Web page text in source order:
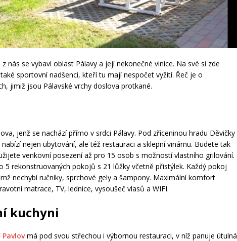
nás se vybaví oblast Pálavy a její nekonečné vinice. Na své si zde
sportovní nadšenci, kteří tu mají nespočet vyžití. Řeč je o
jimiž jsou Pálavské vrchy doslova protkané.
jenž se nachází přímo v srdci Pálavy. Pod zříceninou hradu Děvičky
nejen ubytování, ale též restauraci a sklepní vinárnu. Budete tak
venkovní posezení až pro 15 osob s možností vlastního grilování.
5 rekonstruovaných pokojů s 21 lůžky včetně přistýlek. Každý pokoj
nechybí ručníky, sprchové gely a šampony. Maximální komfort
matrace, TV, lednice, vysoušeč vlasů a WIFI.
kuchyni
má pod svou střechou i výbornou restauraci, v níž panuje útulná